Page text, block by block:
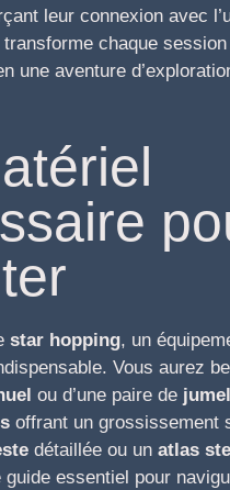
leur connexion avec
chaque session
une aventure
star hopping, un
Vous aurez
ou d’une paire de
offrant un grossissement
détaillée ou un atlas
essentiel pour